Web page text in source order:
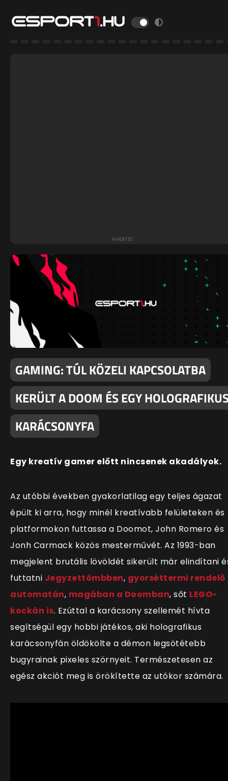
GAMING: TÚL KÖZELI KAPCSOLATBA
KERÜLT A DOOM ÉS EGY
KARÁCSONYFA
Egy kreatív gamer előtt nincsenek akadályok.
Az utóbbi években gyakorlatilag egy teljes ágazat
épült ki arra, hogy minél kreatívabb felületeken és
platformokon futtassa a Doomot, John Romero és
Jonh Carmack közös mesterművét. Az 1993-ban
megjelent brutális lövöldét sikerült már elindítani
futtatni Jegyzettömbben, gyorséttermi rendelő
automatán, magában a Doomban, sőt LEGO-
kockán is. Ezúttal a karácsony szellemét hívta
segítségül egy hobbi játékos, aki holografikus
karácsonyfán öldökölte a démon legsötétebb
bugyrainak pixeles szörnyeit. Természetesen az
egész akciót meg is örökítette az utókor számára.